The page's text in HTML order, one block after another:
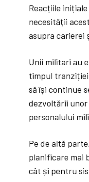
Reacțiile
necesității
asupra carierei
Unii militari au
timpul
să își continue
dezvoltării
personalului
Pe de altă
planificare mai
cât și pentru